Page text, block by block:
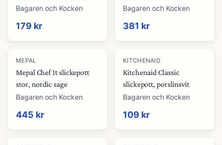
Bagaren och Kocken
179 kr
Bagaren och Kocken
381 kr
MEPAL
Mepal Chef It slickepott
stor, nordic sage
Bagaren och Kocken
445 kr
KITCHENAID
Kitchenaid Classic
slickepott, porslinsvit
Bagaren och Kocken
109 kr